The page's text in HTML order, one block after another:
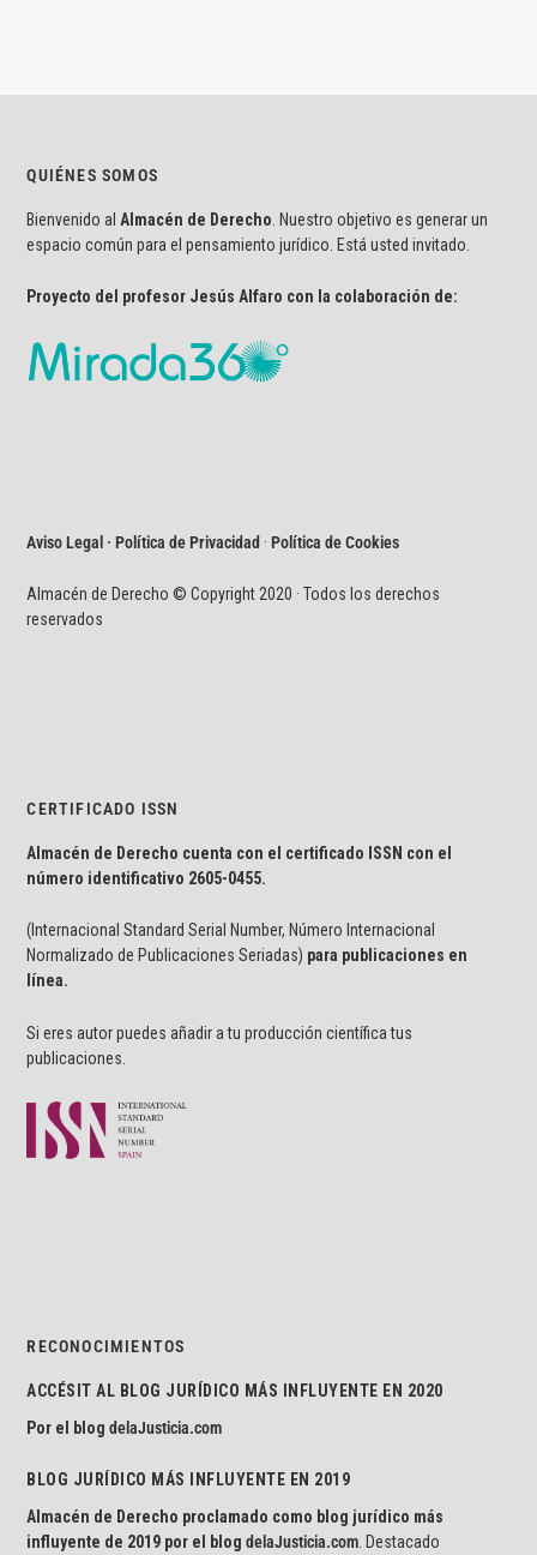
QUIÉNES SOMOS
Bienvenido al Almacén de Derecho . Nuestro objetivo es generar un
espacio común para el pensamiento jurídico. Está usted invitado.
Proyecto del profesor Jesús Alfaro con la colaboración de:
Aviso Legal · Política de Privacidad ·Política de Cookies
Almacén de Derecho © Copyright 2020 · Todos los derechos
reservados
CERTIFICADO ISSN
Almacén de Derecho cuenta con el certificado ISSN con el
número identificativo 2605-0455.
(Internacional Standard Serial Number, Número Internacional
Normalizado de Publicaciones Seriadas) para publicaciones en
línea.
Si eres autor puedes añadir a tu producción científica tus
publicaciones.
RECONOCIMIENTOS
ACCÉSIT AL BLOG JURÍDICO MÁS INFLUYENTE EN 2020
Por el blogdelaJusticia.com
BLOG JURÍDICO MÁS INFLUYENTE EN 2019
Almacén de Derecho proclamado como blog jurídico más
influyente de 2019 por el blogdelaJusticia.com . Destacado